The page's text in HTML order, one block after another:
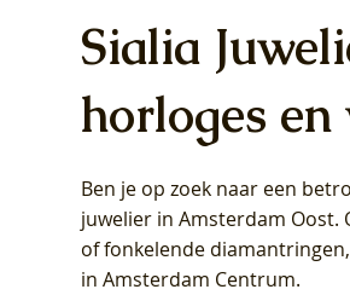
Blush Lab Diamonds
LG9006Y/S - Geelgoud
grown Diamant
Blush Lab Diamonds Collier
– Geelgoud (14k) met Lab
Diamant
Blush Lab Diamonds Ring
Geelgoud (14k) met Lab
Diamant
Sialia
horloges
Ben je op zoek naar een
juwelier in Amsterdam Oost.
of fonkelende
in Amsterdam Centrum.